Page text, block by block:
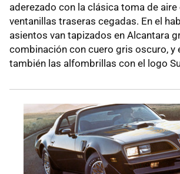
aderezado con la clásica toma de
ventanillas traseras cegadas. En el
asientos van tapizados en Alcantara
combinación con cuero gris oscuro, y
también las alfombrillas con el logo